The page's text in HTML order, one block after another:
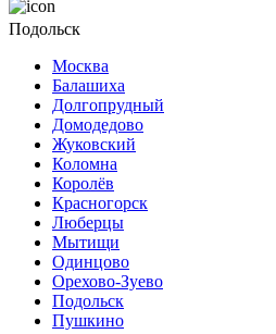
Подольск
Москва
Балашиха
Долгопрудный
Домодедово
Жуковский
Коломна
Королёв
Красногорск
Люберцы
Мытищи
Одинцово
Орехово-Зуево
Подольск
Пушкино